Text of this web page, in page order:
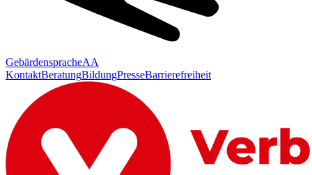
GebärdenspracheAA
KontaktBeratungBildungPresseBarrierefreiheit